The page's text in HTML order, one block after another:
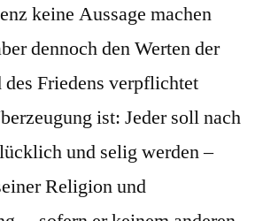
keine Aussage machen
dennoch den Werten der
Friedens verpflichtet
ist: Jeder soll nach
und selig werden –
Religion und